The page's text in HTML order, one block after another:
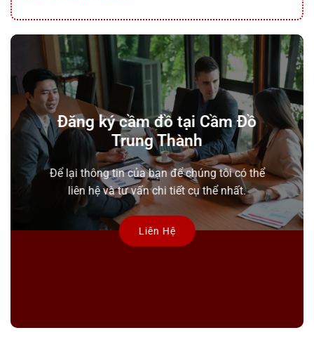
Đăng ký cầm đồ tại Cầm Đồ
Trung Thành
Để lại thông tin của bạn để chúng tôi có thể
liên hệ và tư vấn chi tiết cụ thể nhất.
Liên Hệ